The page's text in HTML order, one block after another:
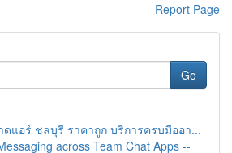
Report Page
Go
แอร์ ชลบุรี ราคาถูก บริการครบมืออา...
across Team Chat Apps --